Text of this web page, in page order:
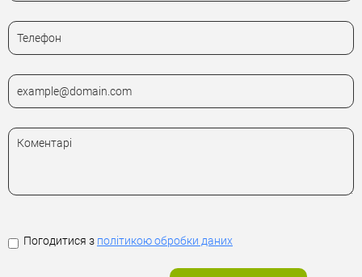
Погодитися з політикою обробки даних